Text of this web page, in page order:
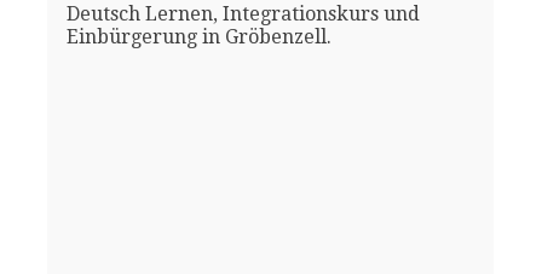
Deutsch Lernen, Integrationskurs und
Einbürgerung in Gröbenzell.